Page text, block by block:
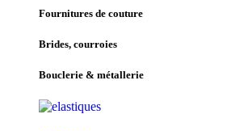
Fournitures de couture
Brides, courroies
Bouclerie & métallerie